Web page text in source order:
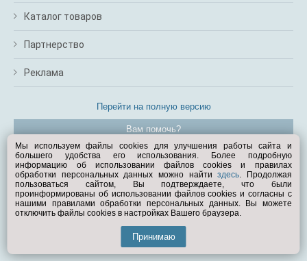
Каталог товаров
Партнерство
Реклама
Перейти на полную версию
Вам помочь?
© Exist.ru 1998—2026
Мы используем файлы cookies для улучшения работы сайта и
большего удобства его использования. Более подробную
информацию об использовании файлов cookies и правилах
обработки персональных данных можно найтиздесь. Продолжая
пользоваться сайтом, Вы подтверждаете, что были
проинформированы об использовании файлов cookies и согласны с
нашими правилами обработки персональных данных. Вы можете
отключить файлы cookies в настройках Вашего браузера.
Принимаю